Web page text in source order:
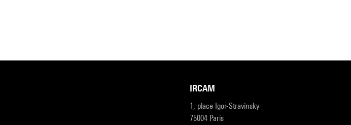
IRCAM
1, place Igor-Stravinsky
75004 Paris